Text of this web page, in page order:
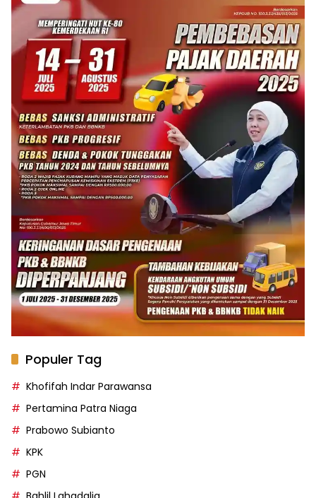
Populer Tag
Khofifah Indar Parawansa
Pertamina Patra Niaga
Prabowo Subianto
KPK
PGN